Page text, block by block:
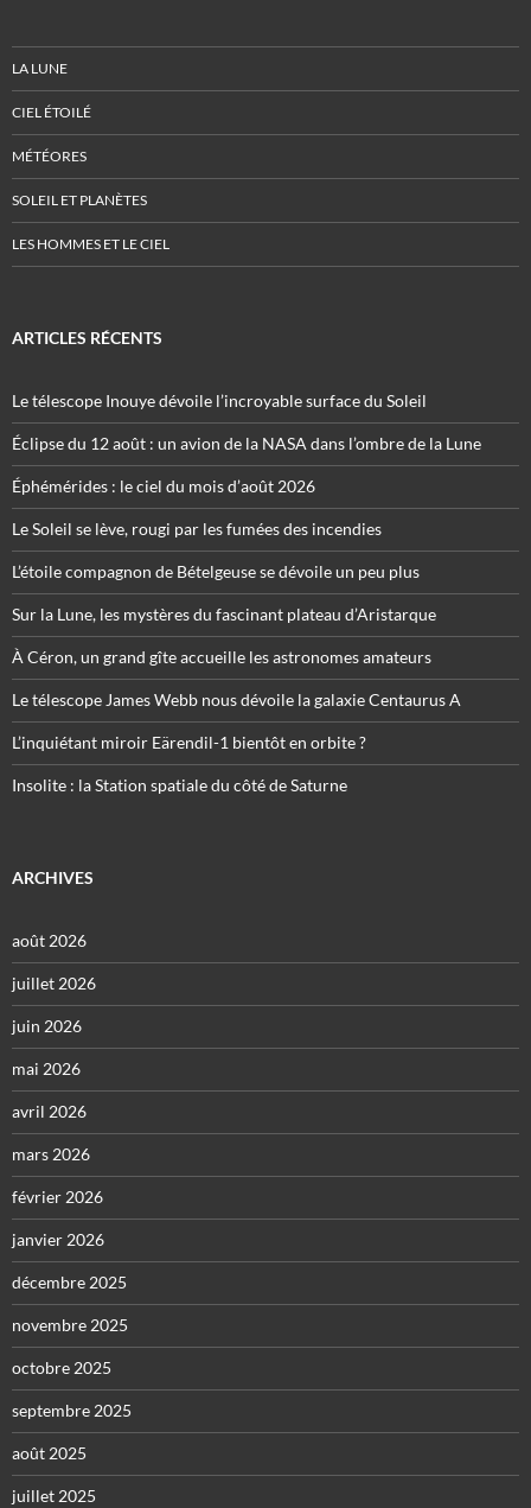
LA LUNE
CIEL ÉTOILÉ
MÉTÉORES
SOLEIL ET PLANÈTES
LES HOMMES ET LE CIEL
ARTICLES RÉCENTS
Le télescope Inouye dévoile l’incroyable surface du Soleil
Éclipse du 12 août : un avion de la NASA dans l’ombre de la Lune
Éphémérides : le ciel du mois d’août 2026
Le Soleil se lève, rougi par les fumées des incendies
L’étoile compagnon de Bételgeuse se dévoile un peu plus
Sur la Lune, les mystères du fascinant plateau d’Aristarque
À Céron, un grand gîte accueille les astronomes amateurs
Le télescope James Webb nous dévoile la galaxie Centaurus A
L’inquiétant miroir Eärendil-1 bientôt en orbite ?
Insolite : la Station spatiale du côté de Saturne
ARCHIVES
août 2026
juillet 2026
juin 2026
mai 2026
avril 2026
mars 2026
février 2026
janvier 2026
décembre 2025
novembre 2025
octobre 2025
septembre 2025
août 2025
juillet 2025